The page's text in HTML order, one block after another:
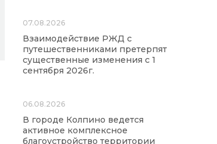
07.08.2026
Взаимодействие РЖД с
путешественниками претерпят
существенные изменения с 1
сентября 2026г.
06.08.2026
В городе Колпино ведется
активное комплексное
благоустройство территории